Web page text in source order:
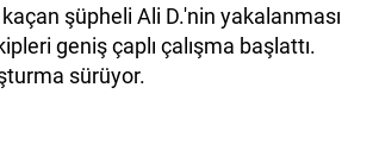
kaçan şüpheli Ali D.'nin yakalanması
geniş çaplı çalışma başlattı.
sürüyor.